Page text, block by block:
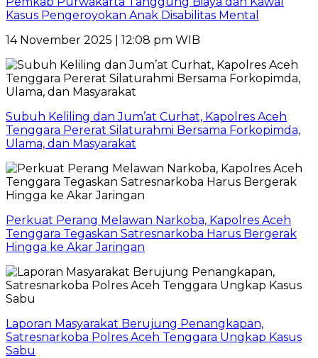
Kasus Pengeroyokan Anak Disabilitas Mental
14 November 2025 | 12:08 pm WIB
Subuh Keliling dan Jum’at Curhat, Kapolres Aceh
Tenggara Pererat Silaturahmi Bersama Forkopimda,
Ulama, dan Masyarakat
Perkuat Perang Melawan Narkoba, Kapolres Aceh
Tenggara Tegaskan Satresnarkoba Harus Bergerak
Hingga ke Akar Jaringan
Laporan Masyarakat Berujung Penangkapan,
Satresnarkoba Polres Aceh Tenggara Ungkap Kasus
Sabu